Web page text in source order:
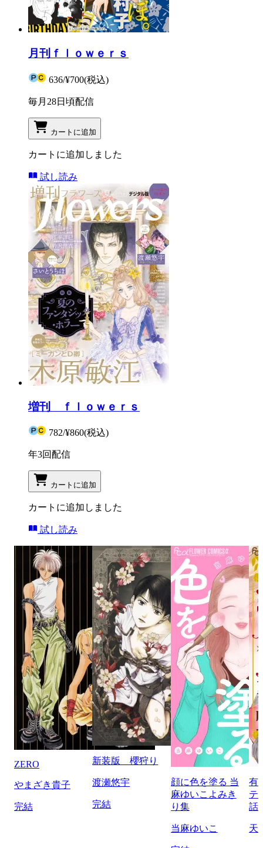
月刊ｆｌｏｗｅｒｓ
636/¥700(税込)
毎月28日頃配信
カートに追加
カートに追加しました
試し読み
増刊 ｆｌｏｗｅｒｓ
782/¥860(税込)
年3回配信
カートに追加
カートに追加しました
試し読み
ZERO
やまざき貴子
完結
新装版 櫻狩り
渡瀬悠宇
完結
顔に色を塗る 当
麻ゆいこよみき
り集
当麻ゆいこ
有
テ
話
天